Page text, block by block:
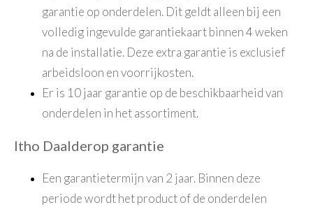
garantie op onderdelen. Dit geldt alleen bij een
volledig ingevulde garantiekaart binnen 4 weken
na de installatie. Deze extra garantie is exclusief
arbeidsloon en voorrijkosten.
Er is 10 jaar garantie op de beschikbaarheid van
onderdelen in het assortiment.
Itho Daalderop garantie
Een garantietermijn van 2 jaar. Binnen deze
periode wordt het product of de onderdelen